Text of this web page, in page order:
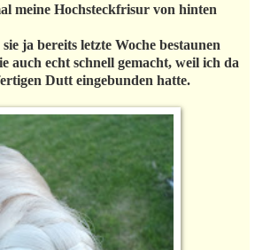
meine Hochsteckfrisur von hinten
ja bereits letzte Woche bestaunen
auch echt schnell gemacht, weil ich da
Dutt eingebunden hatte.